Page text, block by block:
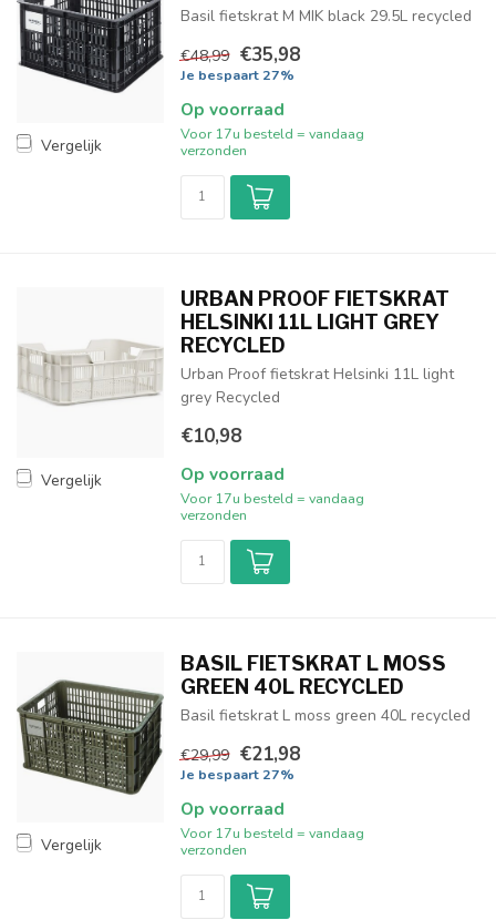
Vergelijk
Basil fietskrat M MIK black 29.5L recycled
€48,99 €35,98
Je bespaart 27%
Op voorraad
Voor 17u besteld = vandaag
verzonden
Vergelijk
URBAN PROOF FIETSKRAT
HELSINKI 11L LIGHT GREY
RECYCLED
Urban Proof fietskrat Helsinki 11L light
grey Recycled
€10,98
Op voorraad
Voor 17u besteld = vandaag
verzonden
Vergelijk
BASIL FIETSKRAT L MOSS
GREEN 40L RECYCLED
Basil fietskrat L moss green 40L recycled
€29,99 €21,98
Je bespaart 27%
Op voorraad
Voor 17u besteld = vandaag
verzonden